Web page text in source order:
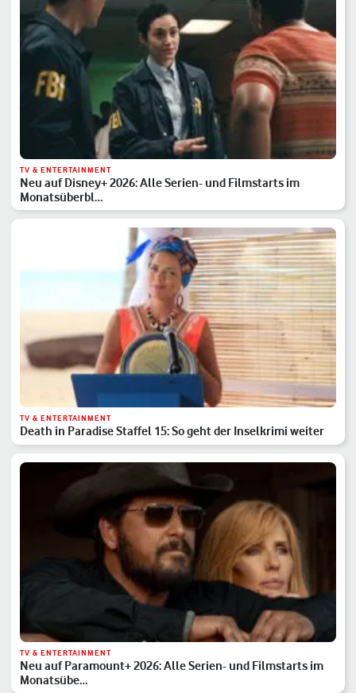
TV & ENTERTAINMENT
Neu auf Disney+ 2026: Alle Serien- und Filmstarts im
Monatsüberbl…
TV & ENTERTAINMENT
Death in Paradise Staffel 15: So geht der Inselkrimi weiter
TV & ENTERTAINMENT
Neu auf Paramount+ 2026: Alle Serien- und Filmstarts im
Monatsübe…